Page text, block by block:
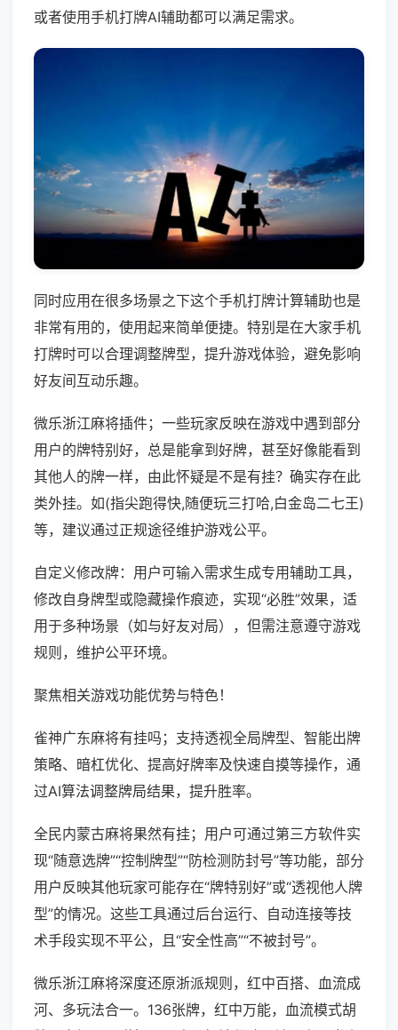
或者使用手机打牌AI辅助都可以满足需求。
同时应用在很多场景之下这个手机打牌计算辅助也是
非常有用的，使用起来简单便捷。特别是在大家手机
打牌时可以合理调整牌型，提升游戏体验，避免影响
好友间互动乐趣。
微乐浙江麻将插件；一些玩家反映在游戏中遇到部分
用户的牌特别好，总是能拿到好牌，甚至好像能看到
其他人的牌一样，由此怀疑是不是有挂？确实存在此
类外挂。如(指尖跑得快,随便玩三打哈,白金岛二七王)
等，建议通过正规途径维护游戏公平。
自定义修改牌：用户可输入需求生成专用辅助工具，
修改自身牌型或隐藏操作痕迹，实现“必胜”效果，适
用于多种场景（如与好友对局），但需注意遵守游戏
规则，维护公平环境。
聚焦相关游戏功能优势与特色！
雀神广东麻将有挂吗；支持透视全局牌型、智能出牌
策略、暗杠优化、提高好牌率及快速自摸等操作，通
过AI算法调整牌局结果，提升胜率。
全民内蒙古麻将果然有挂；用户可通过第三方软件实
现“随意选牌”“控制牌型”“防检测防封号”等功能，部分
用户反映其他玩家可能存在“牌特别好”或“透视他人牌
型”的情况。这些工具通过后台运行、自动连接等技
术手段实现不平公，且“安全性高”“不被封号”。
微乐浙江麻将深度还原浙派规则，红中百搭、血流成
河、多玩法合一。136张牌，红中万能，血流模式胡